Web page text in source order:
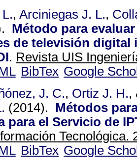
, Arciniegas J. L.,
Método para
de televisión digital
. Revista UIS
BibTex Google
J. C., Ortiz J. H.,
(2014). Métodos
para el Servicio de
Tecnológica.
BibTex Google